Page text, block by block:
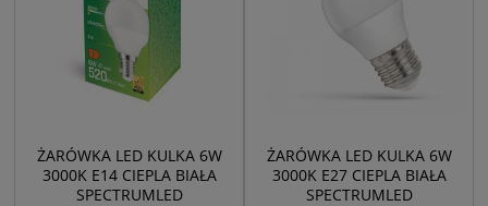
ŻARÓWKA LED KULKA 6W
3000K E14 CIEPLA BIAŁA
SPECTRUMLED
ŻARÓWKA LED KULKA 6W
3000K E27 CIEPLA BIAŁA
SPECTRUMLED